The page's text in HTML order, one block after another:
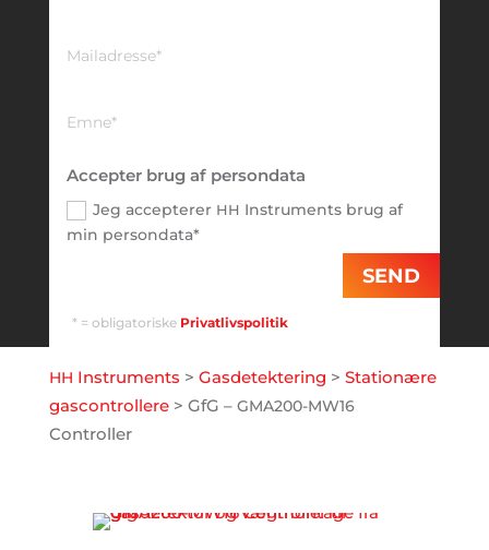
Accepter brug af persondata
Jeg accepterer HH Instruments brug af
min persondata*
SEND
* = obligatoriske Privatlivspolitik
HH Instruments > Gasdetektering > Stationære
gascontrollere> GfG – GMA200-MW16
Controller